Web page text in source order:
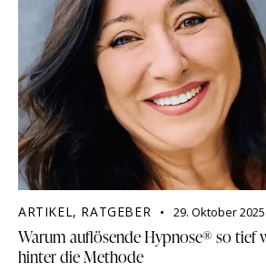
ARTIKEL, RATGEBER 29. Oktober 2025
Warum auflösende Hypnose® so tief
hinter die Methode